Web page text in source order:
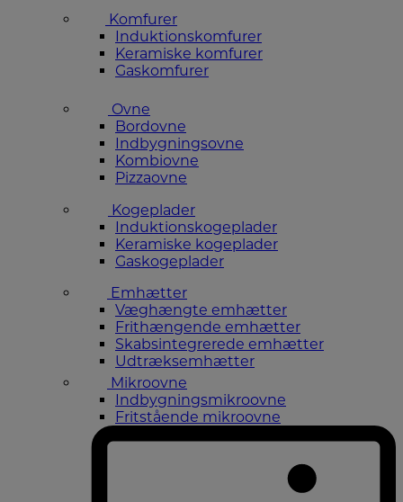
Komfurer
Induktionskomfurer
Keramiske komfurer
Gaskomfurer
Ovne
Bordovne
Indbygningsovne
Kombiovne
Pizzaovne
Kogeplader
Induktionskogeplader
Keramiske kogeplader
Gaskogeplader
Emhætter
Væghængte emhætter
Frithængende emhætter
Skabsintegrerede emhætter
Udtræksemhætter
Mikroovne
Indbygningsmikroovne
Fritstående mikroovne